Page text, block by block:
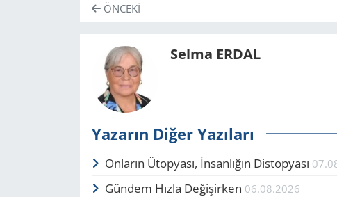
ÖNCEKI
Selma ERDAL
Yazarın Diğer Yazıları
Onların Ütopyası, İnsanlığın Distopyası
Gündem Hızla Değişirken 06.08.2026